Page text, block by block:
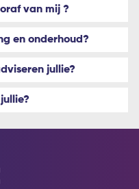
van mij ?
en onderhoud?
jullie?